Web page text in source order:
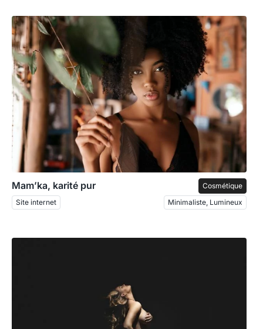
Mam’ka, karité pur
Cosmétique
Site internet
Minimaliste, Lumineux